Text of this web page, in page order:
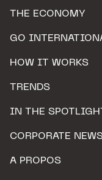
THE ECONOMY
GO
HOW IT WORKS
TRENDS
IN THE
CORPORATE
A PROPOS